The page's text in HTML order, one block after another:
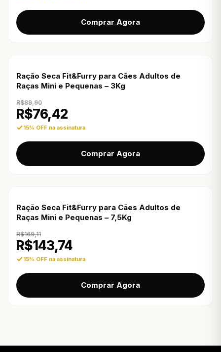
Comprar Agora
Ração Seca Fit&Furry para Cães Adultos de
Raças Mini e Pequenas – 3Kg
R$89,90
R$76,42
15% OFF na assinatura
Comprar Agora
Ração Seca Fit&Furry para Cães Adultos de
Raças Mini e Pequenas – 7,5Kg
R$169,11
R$143,74
15% OFF na assinatura
Comprar Agora